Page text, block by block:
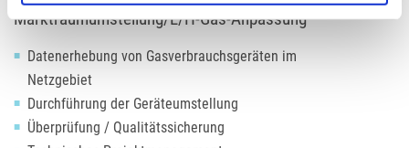
Marktraumumstellung/L/H-Gas-Anpassung
Datenerhebung von Gasverbrauchsgeräten im
Netzgebiet
Durchführung der Geräteumstellung
Überprüfung / Qualitätssicherung